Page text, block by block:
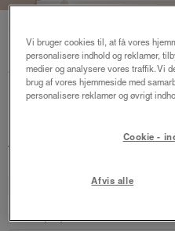
Astrid
m/greb
fra
Design dit gardin
Vi bruger cookies til, at få vores
personalisere indhold og reklamer,
medier og analysere vores traffik. Vi
brug af vores hjemmeside med
personalisere reklamer og øvrigt
Cookie -
Afvis alle